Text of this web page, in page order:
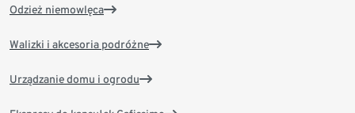
Odzież niemowlęca
Walizki i akcesoria podróżne
Urządzanie domu i ogrodu